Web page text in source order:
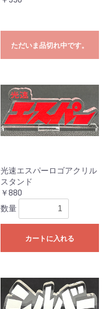
ただいま品切れ中です。
光速エスパーロゴアクリル
スタンド
￥880
数量
カートに入れる